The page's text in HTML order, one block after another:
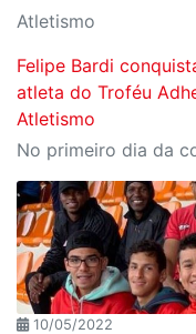
Atletismo
Felipe Bardi
atleta do Troféu
Atletismo
10/05/2022